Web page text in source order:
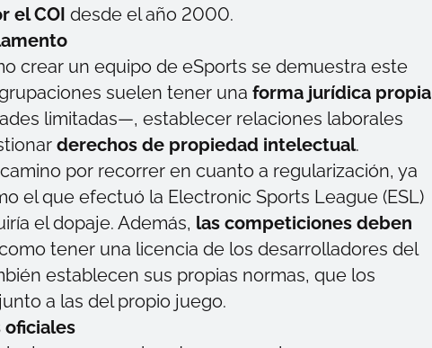
el COIdesde el año 2000.
crear un equipo de eSports se demuestra este
suelen tener unaforma jurídica propia
limitadas—, establecer relaciones laborales
derechos de propiedad intelectual.
por recorrer en cuanto a regularización, ya
el que efectuó la Electronic Sports League (ESL)
el dopaje. Además, las competiciones deben
tener una licencia de los desarrolladores del
establecen sus propias normas, que los
a las del propio juego.
oficiales